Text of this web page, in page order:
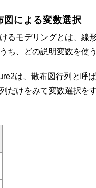
図による変数選択
るモデリングとは、線
ち、どの説明変数を使
は、散布図行列と呼
だけをみて変数選択を